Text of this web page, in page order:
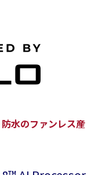
水のファンレス産